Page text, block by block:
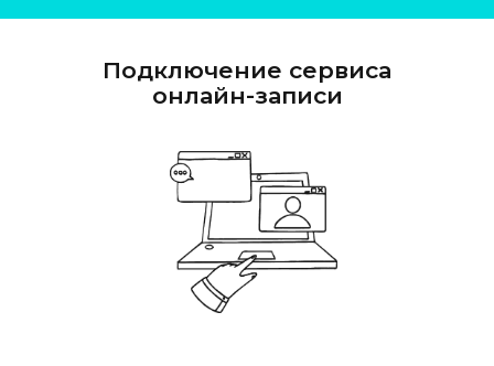
Подключение сервиса
онлайн-записи